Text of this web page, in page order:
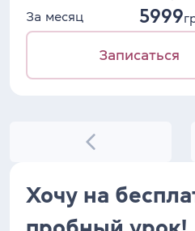
За месяц
5999
Записаться
Хочу на